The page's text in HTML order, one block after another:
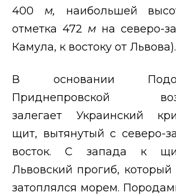
400 м, наибольшей
отметка 472 м на северо-
Камула, к востоку от Львова).
В основании
Приднепровской
залегает Украинский
щит, вытянутый с северо-
восток. С запада к
Львовский прогиб, который
затоплялся морем.